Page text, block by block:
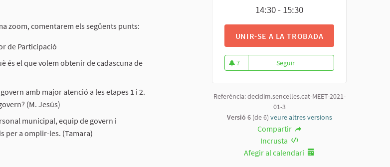
14:30 - 15:30
UNIR-SE A LA TROBADA
7
7 seguidores
SeguirPresentació Interna. Sencelles,
Referència: decidim.sencelles.cat-MEET-2021-
01-3
Versió 6(de 6) veure altres versions
Compartir
Incrusta
Afegir al calendari
zoom, comentarem els següents punts:
de Participació
és el que volem obtenir de cadascuna de
amb major atenció a les etapes 1 i 2.
(M. Jesús)
municipal, equip de govern i
per a omplir-les. (Tamara)